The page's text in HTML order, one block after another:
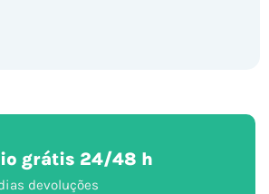
grátis 24/48 h
devoluções